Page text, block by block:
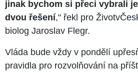
jinak bychom si přeci vybrali
dvou řešení," řekl pro
biolog Jaroslav Flegr.
Vláda bude vždy v pondělí
pravidla pro rozvolňování na